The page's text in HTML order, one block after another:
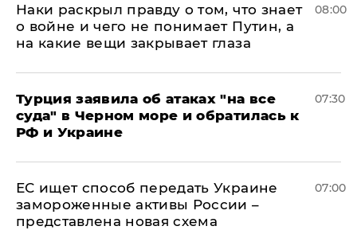
Наки раскрыл правду о том, что знает
о войне и чего не понимает Путин, а
на какие вещи закрывает глаза
08:00
Турция заявила об атаках "на все
суда" в Черном море и обратилась к
РФ и Украине
07:30
ЕС ищет способ передать Украине
замороженные активы России –
представлена новая схема
07:00